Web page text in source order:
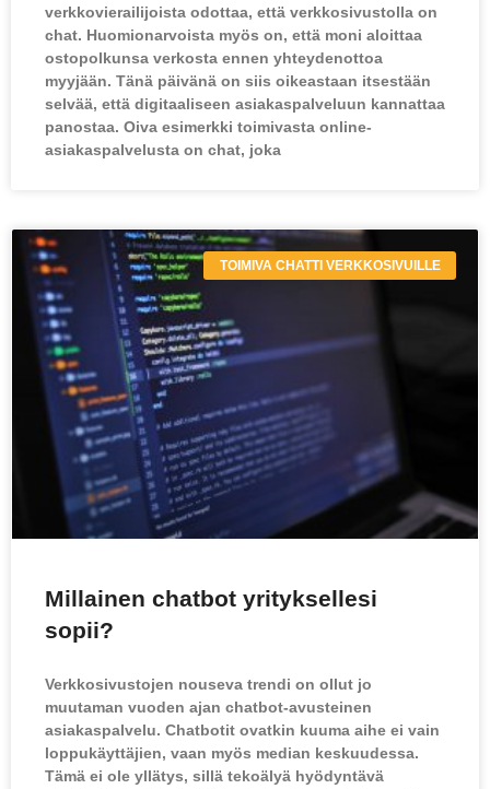
verkkovierailijoista odottaa, että verkkosivustolla on
chat. Huomionarvoista myös on, että moni aloittaa
ostopolkunsa verkosta ennen yhteydenottoa
myyjään. Tänä päivänä on siis oikeastaan itsestään
selvää, että digitaaliseen asiakaspalveluun kannattaa
panostaa. Oiva esimerkki toimivasta online-
asiakaspalvelusta on chat, joka
TOIMIVA CHATTI VERKKOSIVUILLE
Millainen chatbot yrityksellesi
sopii?
Verkkosivustojen nouseva trendi on ollut jo
muutaman vuoden ajan chatbot-avusteinen
asiakaspalvelu. Chatbotit ovatkin kuuma aihe ei vain
loppukäyttäjien, vaan myös median keskuudessa.
Tämä ei ole yllätys, sillä tekoälyä hyödyntävä